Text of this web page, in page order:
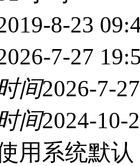
8-23
7-27
间2026-7-
间2024-10-
用系统默认